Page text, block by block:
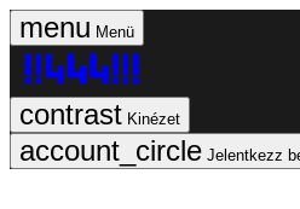
Menü
Kinézet
Jelentkezz